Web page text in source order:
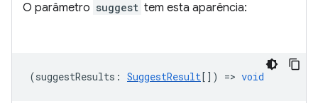
O parâmetro suggest tem esta aparência:
(suggestResults : SuggestResult[]) => void